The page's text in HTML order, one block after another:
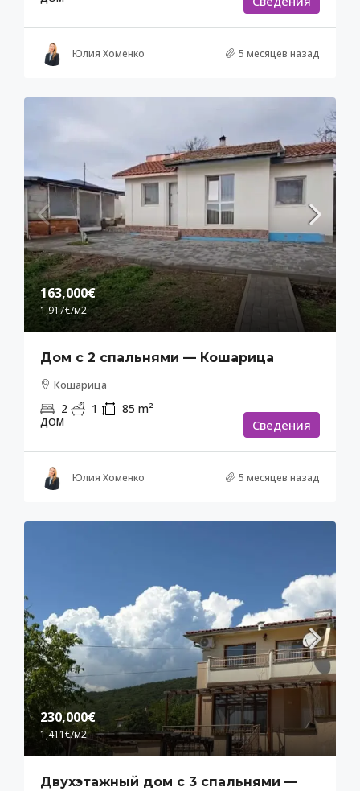
Юлия Хоменко 5 месяцев назад
163,000€
1,917€/м2
Дом с 2 спальнями — Кошарица
Кошарица
2 1 85 m²
ДОМ Cведения
Юлия Хоменко 5 месяцев назад
230,000€
1,411€/м2
Двухэтажный дом с 3 спальнями —